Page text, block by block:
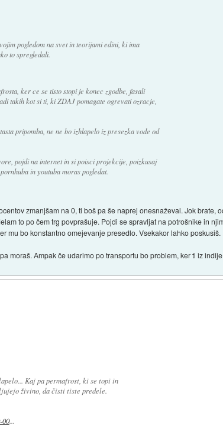
pogledom na svet in teorijami edini, ki ima
to spregledali.
ker ce se tisto stopi je konec zgodbe, fasali
takih kot si ti, ki ZDAJ pomagate ogrevati ozracje,
pripomba, ne ne bo izhlapelo iz presezka vode od
pojdi na internet in si poisci projekcije, poizkusaj
in youtuba moras pogledat.
zmanjšam na 0, ti boš pa še naprej onesnaževal. Jok brate,
to po čem trg povprašuje. Pojdi se spravljat na potrošnike in
mu bo konstantno omejevanje presedlo. Vsekakor lahko poskusiš.
moraš. Ampak če udarimo po transportu bo problem, ker ti iz
Kaj pa permafrost, ki se topi in
živino, da čisti tiste predele.
00...